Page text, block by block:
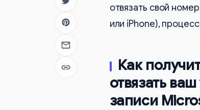
Поделиться в Twitter
Поделиться в Pinterest
Отправить на почту
Копировать ссылку
отвязать свой
или iPhone),
Как
отвязать
записи